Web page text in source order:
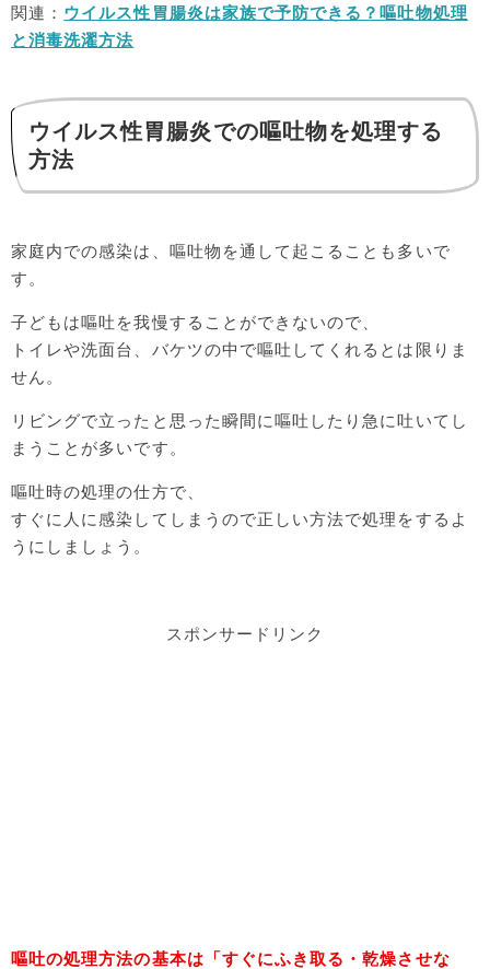
関連： ウイルス性胃腸炎は家族で予防できる？嘔吐物処理
と消毒洗濯方法
ウイルス性胃腸炎での嘔吐物を処理する
方法
家庭内での感染は、嘔吐物を通して起こることも多いで
す。
子どもは嘔吐を我慢することができないので、
トイレや洗面台、バケツの中で嘔吐してくれるとは限りま
せん。
リビングで立ったと思った瞬間に嘔吐したり急に吐いてし
まうことが多いです。
嘔吐時の処理の仕方で、
すぐに人に感染してしまうので正しい方法で処理をするよ
うにしましょう。
スポンサードリンク
嘔吐の処理方法の基本は「すぐにふき取る・乾燥させな